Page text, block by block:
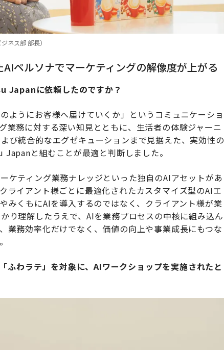
ネス部 部長）
ペルソナでマーケティングの解像度が上がる
Japanに依頼したのですか？
ようにお客様へ届けていくか」というコミュニケーショ
業務に対する深い知見とともに、生活者の体験ジャーニ
び統合的なエグゼキューションまで見据えた、実効性の
と組むことが最適と判断しました。
ケティング業務ナレッジといった独自のAIアセットがあ
ライアント様ごとに最適化されたカスタマイズ型のAIエ
みくもにAIを導入するのではなく、クライアント様が業
り理解したうえで、AIを業務プロセスの中核に組み込ん
業務効率化だけでなく、価値の向上や事業成長にもつな
ふわラテ」を対象に、AIワークショップを実施されたと